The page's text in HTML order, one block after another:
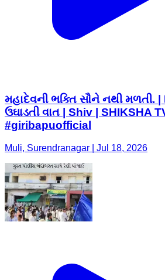
મહાદેવની ભક્તિ સૌને નથી મળતી.
ઉઘાડતી વાત | Shiv | SHIKSHA
#giribapuofficial
Muli, Surendranagar | Jul 18, 2026